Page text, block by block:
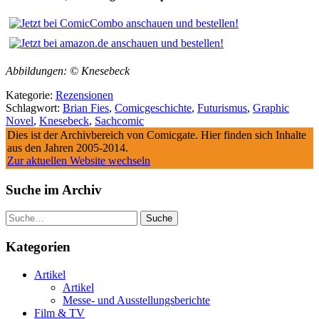
Abbildungen: © Knesebeck
Kategorie: Rezensionen
Schlagwort: Brian Fies, Comicgeschichte, Futurismus, Graphic
Novel, Knesebeck, Sachcomic
Dies ist der Archivbereich von Comicgate. Hier finden sich Inhalte
aus den Jahren 2005-2014.
Zur aktuellen Website wechseln
Suche im Archiv
Suche
Kategorien
Artikel
Artikel
Messe- und Ausstellungsberichte
Film & TV